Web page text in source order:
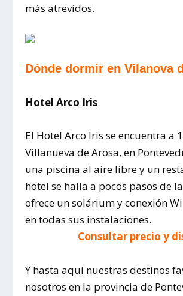
más atrevidos.
Dónde dormir en Vilanova
Hotel Arco Iris
El Hotel Arco Iris se encuentra a
Villanueva de Arosa, en
una piscina al aire libre y un
hotel se halla a pocos pasos de
ofrece un solárium y conexión
en todas sus instalaciones.
Consultar precio y
Y hasta aquí nuestras destinos
nosotros en la provincia de